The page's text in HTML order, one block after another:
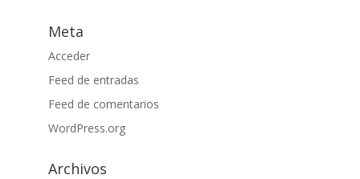
Meta
Acceder
Feed de entradas
Feed de comentarios
WordPress.org
Archivos